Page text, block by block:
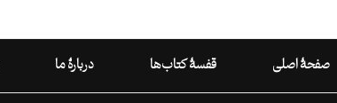
صفحۀ اصلی قفسۀ کتاب‌ها دربارۀ ما